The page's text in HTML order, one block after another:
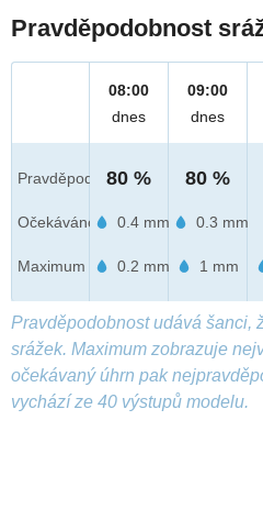
Pravděpodobnost
Pravděpod.
Očekáváno
Maximum
08:00
dnes
80 %
0.4 mm
0.2 mm
09:00
dnes
80 %
0.3 mm
1 mm
Pravděpodobnost udává šanci,
srážek. Maximum zobrazuje
očekávaný úhrn pak
vychází ze 40 výstupů modelu.